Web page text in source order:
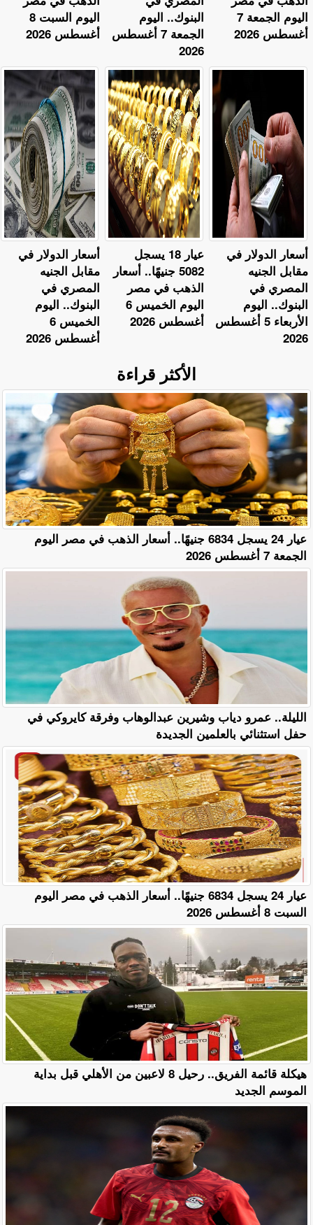
اليوم السبت 8
أغسطس 2026
البنوك.. اليوم
الجمعة 7 أغسطس
2026
اليوم الجمعة 7
أغسطس 2026
أسعار الدولار في
مقابل الجنيه
المصري في
البنوك.. اليوم
الخميس 6
أغسطس 2026
عيار 18 يسجل
5082 جنيهًا.. أسعار
الذهب في مصر
اليوم الخميس 6
أغسطس 2026
أسعار الدولار في
مقابل الجنيه
المصري في
البنوك.. اليوم
الأربعاء 5 أغسطس
2026
الأكثر قراءة
عيار 24 يسجل 6834 جنيهًا.. أسعار الذهب في مصر اليوم
الجمعة 7 أغسطس 2026
الليلة.. عمرو دياب وشيرين عبدالوهاب وفرقة كايروكي في
حفل استثنائي بالعلمين الجديدة
عيار 24 يسجل 6834 جنيهًا.. أسعار الذهب في مصر اليوم
السبت 8 أغسطس 2026
هيكلة قائمة الفريق.. رحيل 8 لاعبين من الأهلي قبل بداية
الموسم الجديد